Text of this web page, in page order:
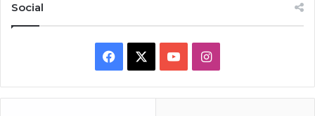
Social
Facebook YouTubeInstagram